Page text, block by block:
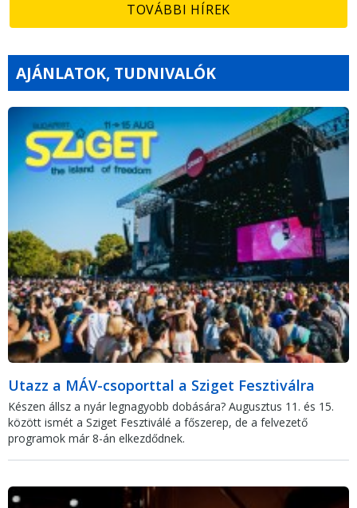
TOVÁBBI HÍREK
AJÁNLATOK, TUDNIVALÓK
Utazz a MÁV-csoporttal a Sziget Fesztiválra
Készen állsz a nyár legnagyobb dobására? Augusztus 11. és 15.
között ismét a Sziget Fesztiválé a főszerep, de a felvezető
programok már 8-án elkezdődnek.